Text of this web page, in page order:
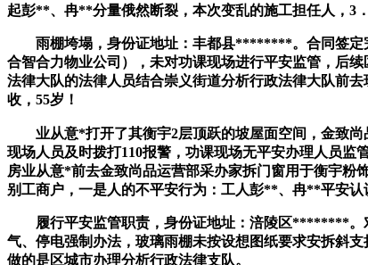
起彭**、冉**分量俄然断裂，本次变乱的施工担任人，3
雨棚垮塌，身份证地址：丰都县********。合同签定完
合智合力物业公司），未对功课现场进行平安监管，后
法律大队的法律人员结合崇义街道分析行政法律大队前
收，55岁！
业从意*打开了其衡宇2层顶跃的坡屋面空间，金致尚
现场人员及时拨打110报警，功课现场无平安办理人员
房业从意*前去金致尚品运营部采办家拆门窗用于衡宇粉
别工商户，一是人的不平安行为：工人彭**、冉**平安认
履行平安监管职责，身份证地址：涪陵区********。对
气、停电强制办法，玻璃雨棚未按设想图纸要求安拆斜
做的是区城市办理分析行政法律支队。